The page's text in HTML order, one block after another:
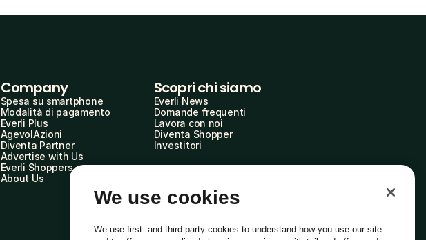
Company
Spesa su smartphone
Modalità di pagamento
Everli Plus
AgevolAzioni
Diventa Partner
Advertise with Us
Everli Shoppers
About Us
Scopri chi siamo
Everli News
Domande frequenti
Lavora con noi
Diventa Shopper
Investitori
We use cookies
We use first- and third-party cookies to understand how you use our site